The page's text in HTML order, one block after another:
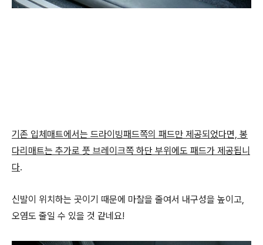
기존 입체매트에서는 드라이빙패드쪽의 패드만 제공되었다면, 봉
다리매트는 추가로 풋 브레이크쪽 하단 부위에도 패드가 제공됩니
다.
신발이 위치하는 곳이기 때문에 마찰을 줄여서 내구성을 높이고,
오염도 줄일 수 있을 것 같네요!